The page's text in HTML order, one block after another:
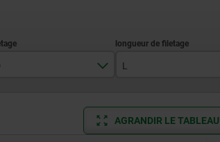
L
15
AGRANDIR LE TABLEAU